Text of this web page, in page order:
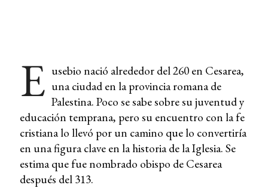
E usebio nació alrededor del 260 en Cesarea,
una ciudad en la provincia romana de
Palestina. Poco se sabe sobre su juventud y
educación temprana, pero su encuentro con la fe
cristiana lo llevó por un camino que lo convertiría
en una figura clave en la historia de la Iglesia. Se
estima que fue nombrado obispo de Cesarea
después del 313.